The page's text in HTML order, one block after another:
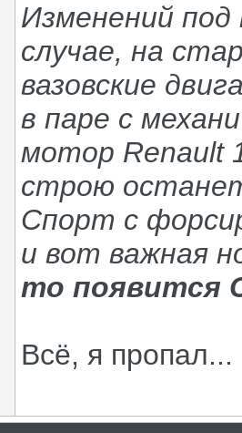
Изменений
случае, на
вазовские
в паре с
мотор Renault
строю
Спорт с
и вот важная
то появится
Всё, я пропал...